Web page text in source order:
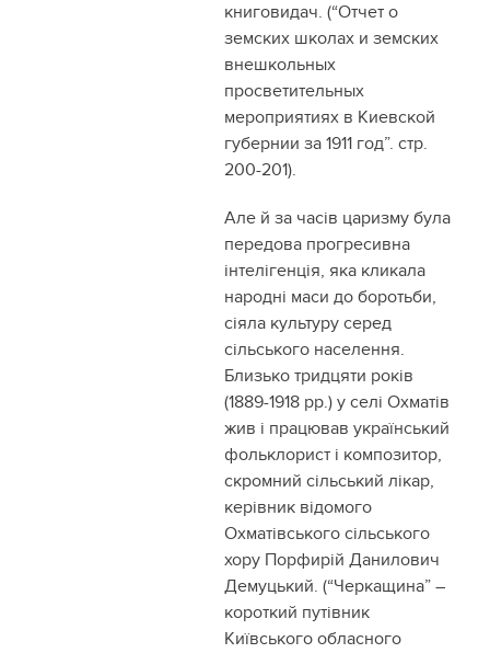
книговидач. (“Отчет о
земских школах и земских
внешкольных
просветительных
мероприятиях в Киевской
губернии за 1911 год”. стр.
200-201).
Але й за часів царизму була
передова прогресивна
інтелігенція, яка кликала
народні маси до боротьби,
сіяла культуру серед
сільського населення.
Близько тридцяти років
(1889-1918 рр.) у селі Охматів
жив і працював український
фольклорист і композитор,
скромний сільський лікар,
керівник відомого
Охматівського сільського
хору Порфирій Данилович
Демуцький. (“Черкащина” –
короткий путівник
Київського обласного